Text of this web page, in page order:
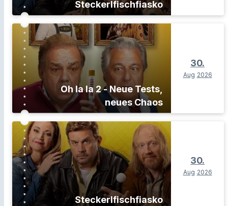
Steckerlfischfiasko
Oh la la 2 - Neue Tests,
neues Chaos
30.
Aug 2026
Steckerlfischfiasko
30.
Aug 2026